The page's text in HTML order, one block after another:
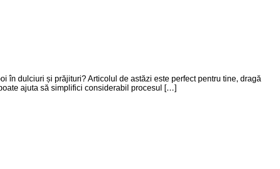
în dulciuri și prăjituri? Articolul de astăzi este perfect pentru tine, dragă
ajuta să simplifici considerabil procesul […]